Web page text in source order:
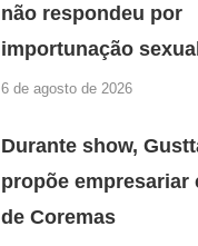
não respondeu por
importunação
6 de agosto de 2026
Durante show,
propõe empresariar
de Coremas